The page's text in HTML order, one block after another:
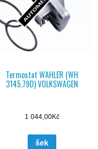
Termostat WAHLER (WH
3145.79D) VOLKSWAGEN
1 044,00Kč
šek